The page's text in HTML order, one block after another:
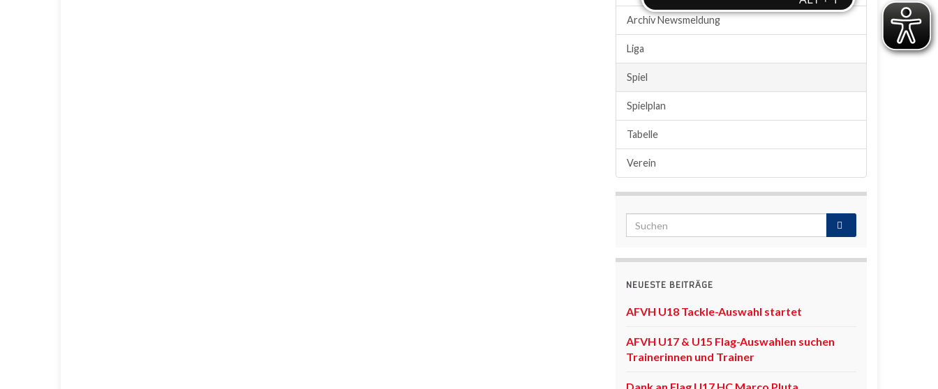
Archiv Newsmeldung
Liga
Spiel
Spielplan
Tabelle
Verein
NEUESTE BEITRÄGE
AFVH U18 Tackle-Auswahl startet
AFVH U17 & U15 Flag-Auswahlen suchen
Trainerinnen und Trainer